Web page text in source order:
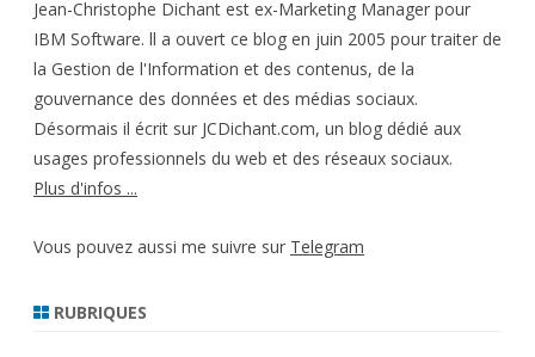
Jean-Christophe Dichant est ex-Marketing Manager pour
IBM Software. ll a ouvert ce blog en juin 2005 pour traiter de
la Gestion de l'Information et des contenus, de la
gouvernance des données et des médias sociaux.
Désormais il écrit sur JCDichant.com, un blog dédié aux
usages professionnels du web et des réseaux sociaux.
Plus d'infos ...
Vous pouvez aussi me suivre sur Telegram
RUBRIQUES